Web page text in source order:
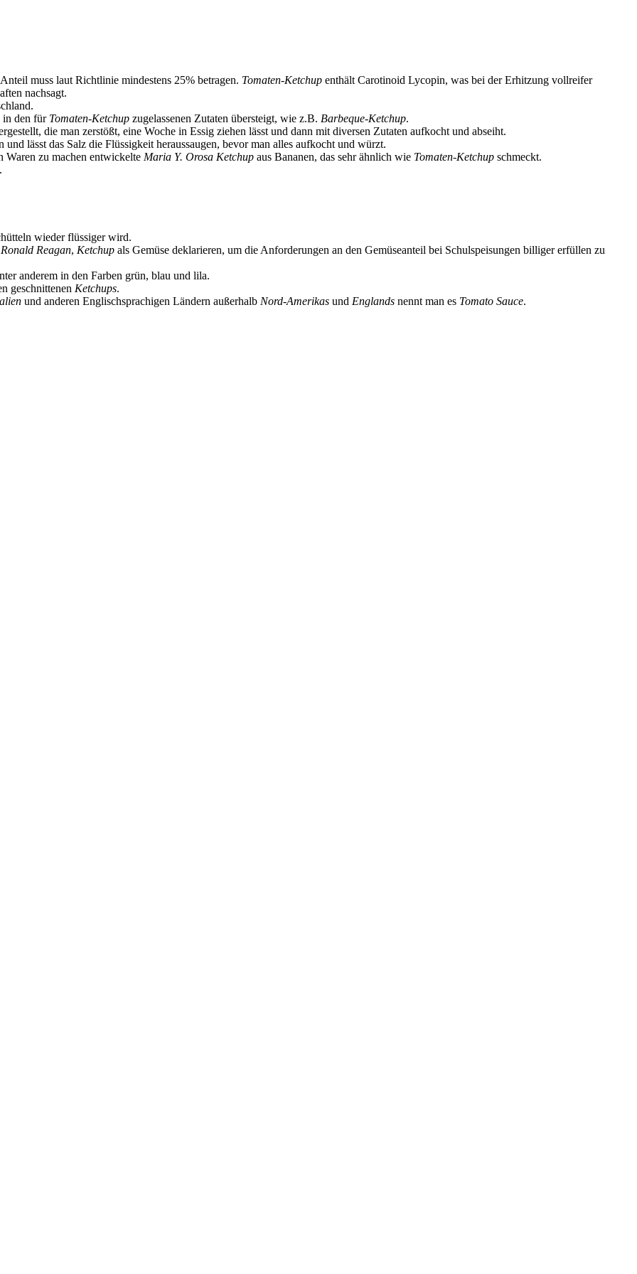
muss laut Richtlinie mindestens 25% betragen. Tomaten-Ketchup enthält Carotinoid Lycopin, was bei der Erhitzung vollreifer
nachsagt.
in den für Tomaten-Ketchup zugelassenen Zutaten übersteigt, wie z.B. Barbeque-Ketchup.
die man zerstößt, eine Woche in Essig ziehen lässt und dann mit diversen Zutaten aufkocht und abseiht.
lässt das Salz die Flüssigkeit heraussaugen, bevor man alles aufkocht und würzt.
zu machen entwickelte Maria Y. Orosa Ketchup aus Bananen, das sehr ähnlich wie Tomaten-Ketchup schmeckt.
wieder flüssiger wird.
Ronald Reagan, Ketchup als Gemüse deklarieren, um die Anforderungen an den Gemüseanteil bei Schulspeisungen billiger erfüllen zu
anderem in den Farben grün, blau und lila.
geschnittenen Ketchups.
und anderen Englischsprachigen Ländern außerhalb Nord-Amerikas und Englands nennt man es Tomato Sauce.